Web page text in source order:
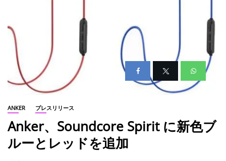
ANKER プレスリリース
Anker、Soundcore Spirit に新色ブ
ルーとレッドを追加